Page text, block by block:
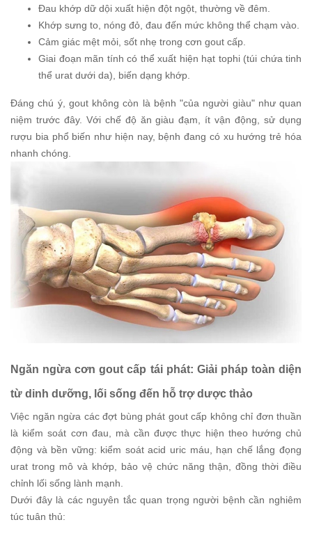
Đau khớp dữ dội xuất hiện đột ngột, thường về đêm.
Khớp sưng to, nóng đỏ, đau đến mức không thể chạm vào.
Cảm giác mệt mỏi, sốt nhẹ trong cơn gout cấp.
Giai đoạn mãn tính có thể xuất hiện hạt tophi (túi chứa tinh
thể urat dưới da), biến dạng khớp.
Đáng chú ý, gout không còn là bệnh "của người giàu" như quan
niệm trước đây. Với chế độ ăn giàu đạm, ít vận động, sử dụng
rượu bia phổ biến như hiện nay, bệnh đang có xu hướng trẻ hóa
nhanh chóng.
Ngăn ngừa cơn gout cấp tái phát: Giải pháp toàn diện
từ dinh dưỡng, lối sống đến hỗ trợ dược thảo
Việc ngăn ngừa các đợt bùng phát gout cấp không chỉ đơn thuần
là kiểm soát cơn đau, mà cần được thực hiện theo hướng chủ
động và bền vững: kiểm soát acid uric máu, hạn chế lắng đọng
urat trong mô và khớp, bảo vệ chức năng thận, đồng thời điều
chỉnh lối sống lành mạnh.
Dưới đây là các nguyên tắc quan trọng người bệnh cần nghiêm
túc tuân thủ: